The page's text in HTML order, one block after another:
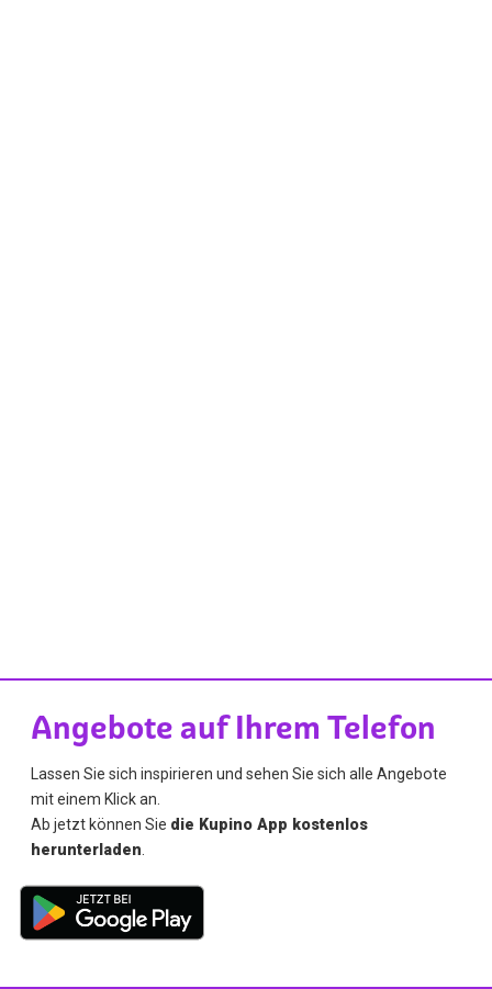
Angebote auf Ihrem Telefon
Lassen Sie sich inspirieren und sehen Sie sich alle Angebote
mit einem Klick an.
Ab jetzt können Sie die Kupino App kostenlos
herunterladen